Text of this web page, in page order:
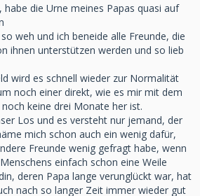
die Urne meines Papas quasi auf
weh und ich beneide alle Freunde, die
ihnen unterstützen werden und so lieb
wird es schnell wieder zur Normalität
noch einer direkt, wie es mir mit dem
keine drei Monate her ist.
Los und es versteht nur jemand, der
mich schon auch ein wenig dafür,
Freunde wenig gefragt habe, wenn
einfach schon eine Weile
deren Papa lange verunglückt war, hat
nach so langer Zeit immer wieder gut